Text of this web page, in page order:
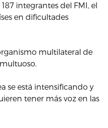
integrantes del FMI, el
en dificultades
multilateral de
se está intensificando y
tener más voz en las